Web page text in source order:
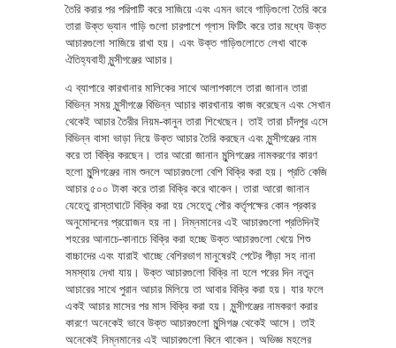
তৈরি করার পর পরিপাটি করে সাজিয়ে এবং এমন ভাবে গাড়িগুলো তৈরি করে
তারা উক্ত ভ্যান গাড়ি গুলো চারপাশে গ্লাস ফিটিং করে তার মধ্যে উক্ত
আচারগুলো সাজিয়ে রাখা হয়। এবং উক্ত গাড়িগুলোতে লেখা থাকে
ঐতিহ্যবাহী মুন্সীগঞ্জের আচার।
এ ব্যাপারে কারখানার মালিকের সাথে আলাপকালে তারা জানান তারা
বিভিন্ন সময় মুন্সীগঞ্জে বিভিন্ন আচার কারখানায় কাজ করেছেন এবং সেখান
থেকেই আচার তৈরীর নিয়ম-কানুন তারা শিখেছেন। তাই তারা চাঁদপুর এসে
বিভিন্ন বাসা ভাড়া নিয়ে উক্ত আচার তৈরি করছেন এবং মুন্সীগঞ্জের নাম
করে তা বিক্রি করছেন। তার আরো জানান মুন্সিগঞ্জের নামকরণের কারণ
হলো মুন্সিগঞ্জের নাম শুনলে আচারগুলো বেশি বিক্রি করা হয়। প্রতি কেজি
আচার ৫০০ টাকা করে তারা বিক্রি করে থাকেন। তারা আরো জানান
যেহেতু রাস্তাঘাটে বিক্রি করা হয় সেহেতু পৌর কর্তৃপক্ষের কোন প্রকার
অনুমোদনের প্রয়োজন হয় না। নিম্নমানের এই আচারগুলো প্রতিদিনই
শহরের আনাচে-কানাচে বিক্রি করা হচ্ছে উক্ত আচারগুলো খেয়ে শিশু
বাচ্চাদের এবং যারাই খাচ্ছে বেশিরভাগ মানুষেরই পেটের পীড়া সহ নানা
সমস্যায় দেখা যায়। উক্ত আচারগুলো বিক্রি না হলে পরের দিন নতুন
আচারের সাথে পুরান আচার মিলিয়ে তা আবার বিক্রি করা হয়। যার ফলে
একই আচার মাসের পর মাস বিক্রি করা হয়। মুন্সীগঞ্জের নামকরণ করার
কারণে অনেকেই ভাবে উক্ত আচারগুলো মুন্সিগঞ্জ থেকেই আসে। তাই
অনেকেই নিম্নমানের এই আচারগুলো কিনে থাকেন। অভিজ্ঞ মহলের